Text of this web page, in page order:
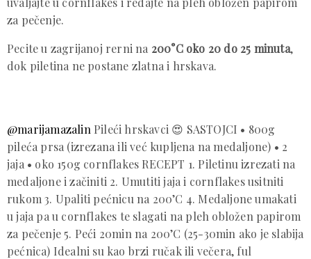
za pečenje.
Pecite u zagrijanoj rerni na 200°C oko 20 do 25 minuta,
dok piletina ne postane zlatna i hrskava.
@marijamazalin Pileći hrskavci 😍 SASTOJCI • 800g
pileća prsa (izrezana ili već kupljena na medaljone) • 2
jaja • oko 150g cornflakes RECEPT 1. Piletinu izrezati na
medaljone i začiniti 2. Umutiti jaja i cornflakes usitniti
rukom 3. Upaliti pećnicu na 200’C 4. Medaljone umakati
u jaja pa u cornflakes te slagati na pleh obložen papirom
za pečenje 5. Peći 20min na 200’C (25-30min ako je slabija
pećnica) Idealni su kao brzi ručak ili večera, ful